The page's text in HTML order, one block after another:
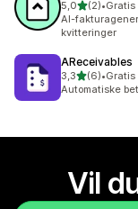
5,0ud af 5
(2)
2 anmeldelser i
•Gratis
AI-
kvitteringer
AReceivables
3,3ud af 5
(6)
6 anmeldelser i
•
Automatiske
Vil